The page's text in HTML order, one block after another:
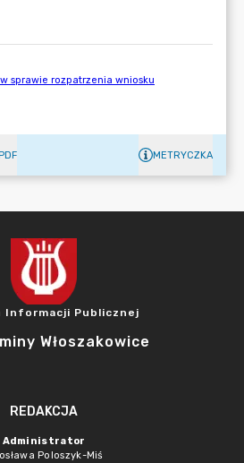
METRYCZKA
Informacji Publicznej
Włoszakowice
REDAKCJA
Administrator
Poloszyk-Miś